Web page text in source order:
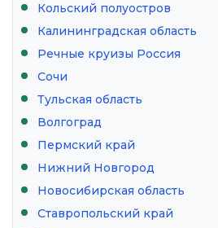
Кольский полуостров
Калининградская область
Речные круизы Россия
Сочи
Тульская область
Волгоград
Пермский край
Нижний Новгород
Новосибирская область
Ставропольский край